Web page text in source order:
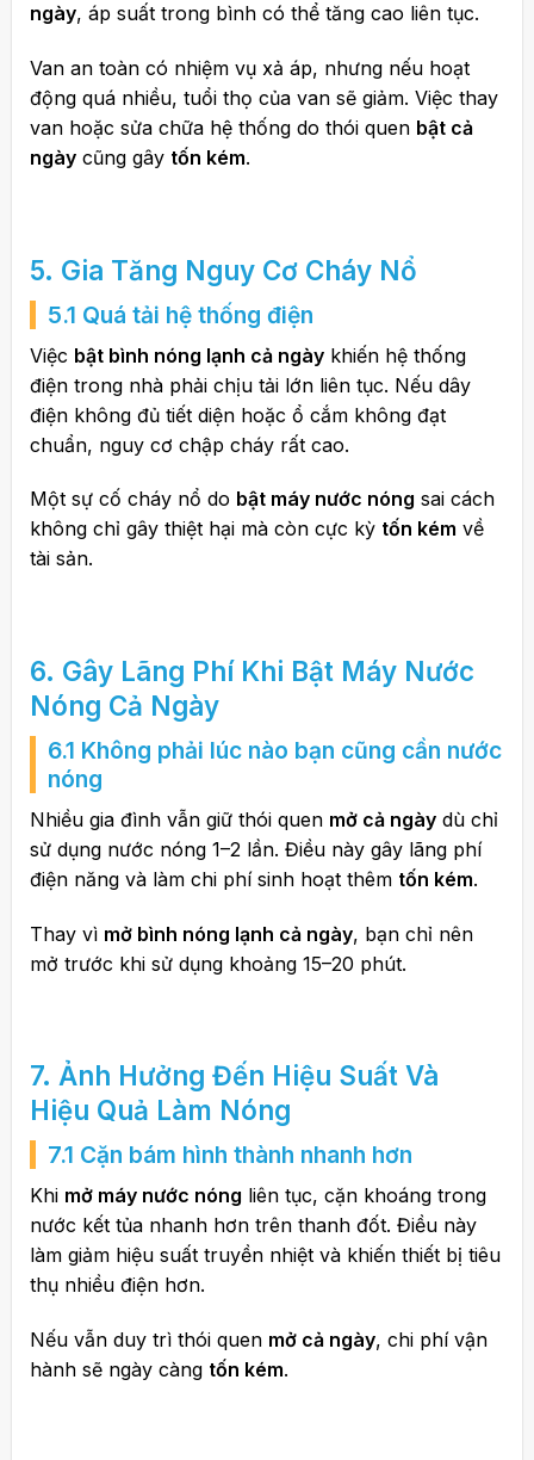
ngày, áp suất trong bình có thể tăng cao liên tục.
Van an toàn có nhiệm vụ xả áp, nhưng nếu hoạt
động quá nhiều, tuổi thọ của van sẽ giảm. Việc thay
van hoặc sửa chữa hệ thống do thói quen bật cả
ngàycũng gây tốn kém.
5. Gia Tăng Nguy Cơ Cháy Nổ
5.1 Quá tải hệ thống điện
Việc bật bình nóng lạnh cả ngàykhiến hệ thống
điện trong nhà phải chịu tải lớn liên tục. Nếu dây
điện không đủ tiết diện hoặc ổ cắm không đạt
chuẩn, nguy cơ chập cháy rất cao.
Một sự cố cháy nổ do bật máy nước nóng sai cách
không chỉ gây thiệt hại mà còn cực kỳ tốn kém về
tài sản.
6. Gây Lãng Phí Khi Bật Máy Nước
Nóng Cả Ngày
6.1 Không phải lúc nào bạn cũng cần nước
nóng
Nhiều gia đình vẫn giữ thói quen mở cả ngàydù chỉ
sử dụng nước nóng 1–2 lần. Điều này gây lãng phí
điện năng và làm chi phí sinh hoạt thêm tốn kém.
Thay vì mở bình nóng lạnh cả ngày, bạn chỉ nên
mở trước khi sử dụng khoảng 15–20 phút.
7. Ảnh Hưởng Đến Hiệu Suất Và
Hiệu Quả Làm Nóng
7.1 Cặn bám hình thành nhanh hơn
Khi mở máy nước nóng liên tục, cặn khoáng trong
nước kết tủa nhanh hơn trên thanh đốt. Điều này
làm giảm hiệu suất truyền nhiệt và khiến thiết bị tiêu
thụ nhiều điện hơn.
Nếu vẫn duy trì thói quen mở cả ngày, chi phí vận
hành sẽ ngày càng tốn kém.